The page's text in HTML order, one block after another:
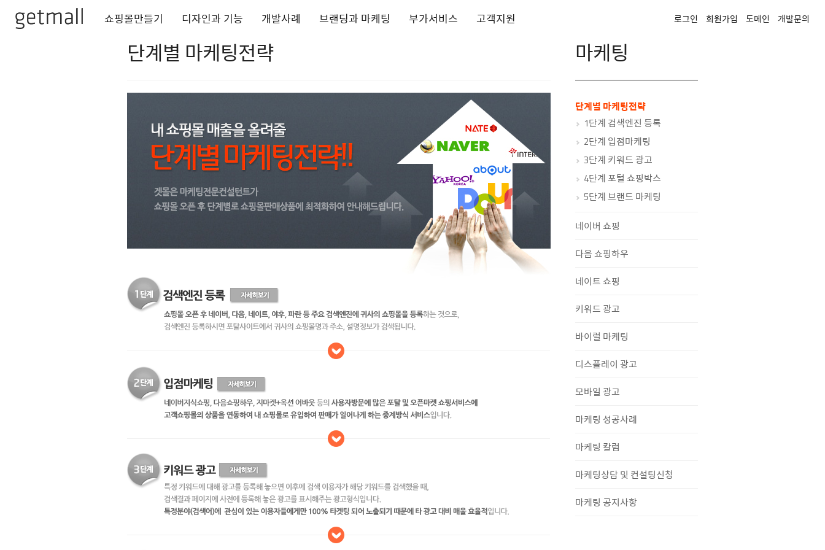
쇼핑몰만들기 디자인과 기능 개발사례 브랜딩과 마케팅 부가서비스 고객지원 로그인 회원가입 도메인 개발문의
단계별 마케팅전략 마케팅
단계별 마케팅전략
1단계 검색엔진 등록
2단계 입점마케팅
3단계 키워드 광고
4단계 포털 쇼핑박스
5단계 브랜드 마케팅
네이버 쇼핑
다음 쇼핑하우
네이트 쇼핑
키워드 광고
바이럴 마케팅
디스플레이 광고
모바일 광고
마케팅 성공사례
마케팅 칼럼
마케팅상담 및 컨설팅신청
마케팅 공지사항